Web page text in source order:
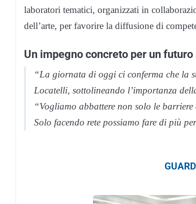
laboratori tematici, organizzati in
dell’arte, per favorire la diffusione di
Un impegno concreto per un
“La giornata di oggi ci conferma che la
Locatelli, sottolineando l’importanza
“Vogliamo abbattere non solo le
Solo facendo rete possiamo fare di più